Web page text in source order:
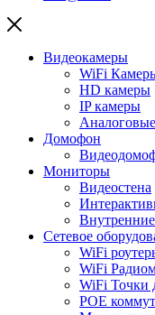
Видеокамеры
WiFi
HD камеры
IP камеры
Аналоговые
Домофон
Мониторы
Видеостена
Сетевое
WiFi
WiFi
WiFi Точки
POE